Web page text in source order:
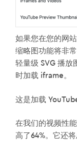
如果您在您的网
缩略图功能将非
轻量级 SVG 播放
时加载 iframe。
这是加载
在我们的视频性
高了64%。它还